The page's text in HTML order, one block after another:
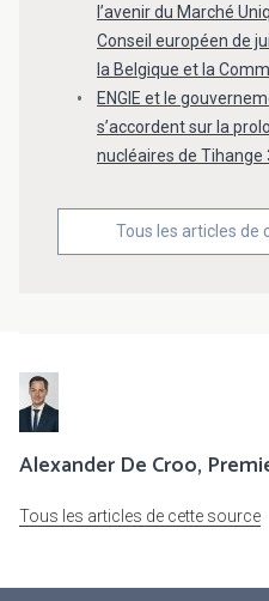
l’avenir du Marché
Conseil européen de
la Belgique et la
ENGIE et le
s’accordent sur la
nucléaires de Tihange
Tous les articles de
Alexander De Croo,
Tous les articles de cette source